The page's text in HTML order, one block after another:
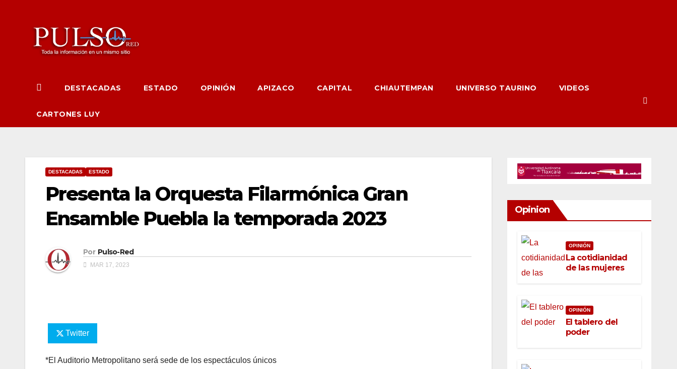
DESTACADAS ESTADO OPINIÓN APIZACO CAPITAL CHIAUTEMPAN UNIVERSO TAURINO VIDEOS
CARTONES LUY
DESTACADAS ESTADO
Presenta la Orquesta Filarmónica Gran
Ensamble Puebla la temporada 2023
Por Pulso-Red
MAR 17, 2023
Twitter
*El Auditorio Metropolitano será sede de los espectáculos únicos
Opinion
OPINIÓN
La cotidianidad
de las mujeres
OPINIÓN
El tablero del
poder